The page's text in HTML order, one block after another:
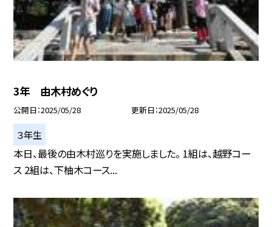
3年 由木村めぐり
公開日 2025/05/28 更新日 2025/05/28
３年生
本日、最後の由木村巡りを実施しました。 1組は、越野コー
ス 2組は、下柚木コース...